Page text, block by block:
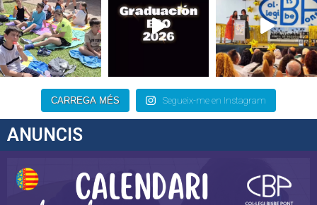
CARREGA MÉS Segueix-me en Instagram
ANUNCIS